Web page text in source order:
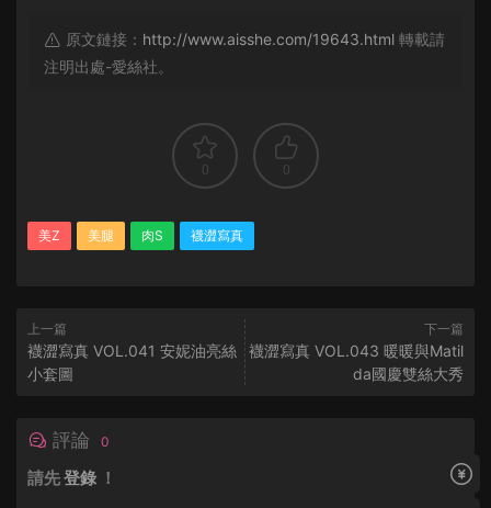
原文鏈接： http://www.aisshe.com/19643.html 轉載請
注明出處-愛絲社。
0 0
美Z 美腿 肉S 襪澀寫真
上一篇
襪澀寫真 VOL.041 安妮油亮絲
小套圖
下一篇
襪澀寫真 VOL.043 暖暖與Matil
da國慶雙絲大秀
評論 0
請先登錄 ！